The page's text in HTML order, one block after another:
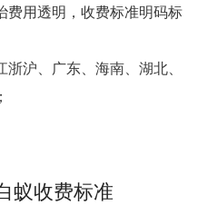
费用透明，收费标准明码标
沪、广东、海南、湖北、
蚁收费标准